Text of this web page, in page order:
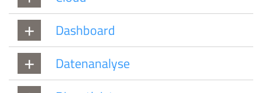
Dashboard
Datenanalyse